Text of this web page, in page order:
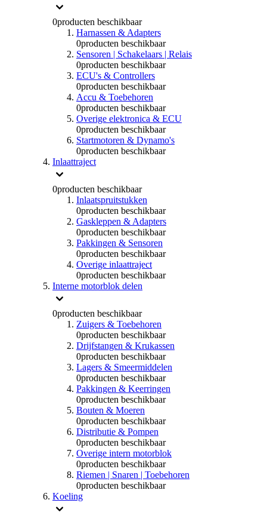
0producten beschikbaar
Harnassen & Adapters
0producten beschikbaar
Sensoren | Schakelaars | Relais
0producten beschikbaar
ECU's & Controllers
0producten beschikbaar
Accu & Toebehoren
0producten beschikbaar
Overige elektronica & ECU
0producten beschikbaar
Startmotoren & Dynamo's
0producten beschikbaar
Inlaattraject
0producten beschikbaar
Inlaatspruitstukken
0producten beschikbaar
Gaskleppen & Adapters
0producten beschikbaar
Pakkingen & Sensoren
0producten beschikbaar
Overige inlaattraject
0producten beschikbaar
Interne motorblok delen
0producten beschikbaar
Zuigers & Toebehoren
0producten beschikbaar
Drijfstangen & Krukassen
0producten beschikbaar
Lagers & Smeermiddelen
0producten beschikbaar
Pakkingen & Keerringen
0producten beschikbaar
Bouten & Moeren
0producten beschikbaar
Distributie & Pompen
0producten beschikbaar
Overige intern motorblok
0producten beschikbaar
Riemen | Snaren | Toebehoren
0producten beschikbaar
Koeling